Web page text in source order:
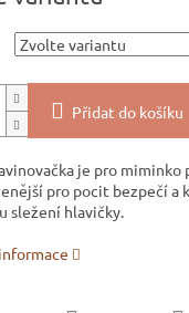
Přidat do košíku
je pro miminko
pro pocit bezpečí a
sležení hlavičky.